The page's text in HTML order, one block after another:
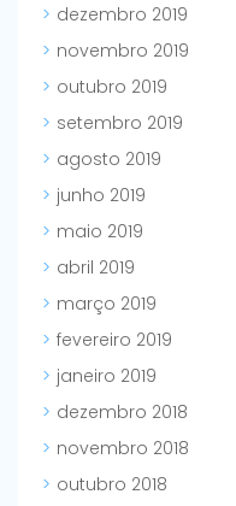
dezembro 2019
novembro 2019
outubro 2019
setembro 2019
agosto 2019
junho 2019
maio 2019
abril 2019
março 2019
fevereiro 2019
janeiro 2019
dezembro 2018
novembro 2018
outubro 2018